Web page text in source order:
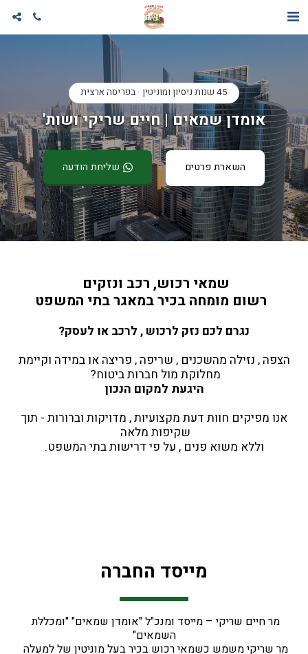
45 שנות ניסיון ומוניטין · בפריסה ארצית
אומדן שמאים | חיים שריקי ושות'
השארת פרטים שליחת הודעה
שמאי רכוש, רכב ונזקים
רשום מומחה בכיר במאגר בתי המשפט
נגרם לכם נזק לרכוש , לרכב או לעסק?
מחלוקת מול חברות ביטוח?
היגעת למקום הנכון
שקיפות מלאה
וללא משוא פנים , על פי דרישות בתי המשפט.
מייסד החברה
מר חיים שריקי – מייסד ומנכ"ל "אומדן שמאים" "ומכללת
השמאים"